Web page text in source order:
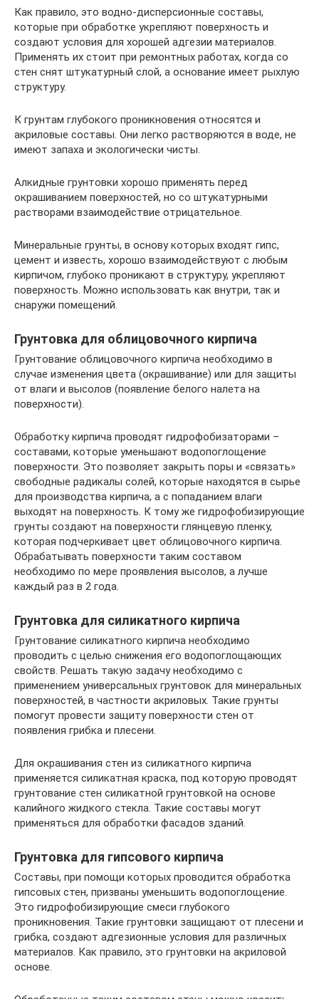
Как правило, это водно-дисперсионные составы,
которые при обработке укрепляют поверхность и
создают условия для хорошей адгезии материалов.
Применять их стоит при ремонтных работах, когда со
стен снят штукатурный слой, а основание имеет рыхлую
структуру.
К грунтам глубокого проникновения относятся и
акриловые составы. Они легко растворяются в воде, не
имеют запаха и экологически чисты.
Алкидные грунтовки хорошо применять перед
окрашиванием поверхностей, но со штукатурными
растворами взаимодействие отрицательное.
Минеральные грунты, в основу которых входят гипс,
цемент и известь, хорошо взаимодействуют с любым
кирпичом, глубоко проникают в структуру, укрепляют
поверхность. Можно использовать как внутри, так и
снаружи помещений.
Грунтовка для облицовочного кирпича
Грунтование облицовочного кирпича необходимо в
случае изменения цвета (окрашивание) или для защиты
от влаги и высолов (появление белого налета на
поверхности).
Обработку кирпича проводят гидрофобизаторами –
составами, которые уменьшают водопоглощение
поверхности. Это позволяет закрыть поры и «связать»
свободные радикалы солей, которые находятся в сырье
для производства кирпича, а с попаданием влаги
выходят на поверхность. К тому же гидрофобизирующие
грунты создают на поверхности глянцевую пленку,
которая подчеркивает цвет облицовочного кирпича.
Обрабатывать поверхности таким составом
необходимо по мере проявления высолов, а лучше
каждый раз в 2 года.
Грунтовка для силикатного кирпича
Грунтование силикатного кирпича необходимо
проводить с целью снижения его водопоглощающих
свойств. Решать такую задачу необходимо с
применением универсальных грунтовок для минеральных
поверхностей, в частности акриловых. Такие грунты
помогут провести защиту поверхности стен от
появления грибка и плесени.
Для окрашивания стен из силикатного кирпича
применяется силикатная краска, под которую проводят
грунтование стен силикатной грунтовкой на основе
калийного жидкого стекла. Такие составы могут
применяться для обработки фасадов зданий.
Грунтовка для гипсового кирпича
Составы, при помощи которых проводится обработка
гипсовых стен, призваны уменьшить водопоглощение.
Это гидрофобизирующие смеси глубокого
проникновения. Такие грунтовки защищают от плесени и
грибка, создают адгезионные условия для различных
материалов. Как правило, это грунтовки на акриловой
основе.